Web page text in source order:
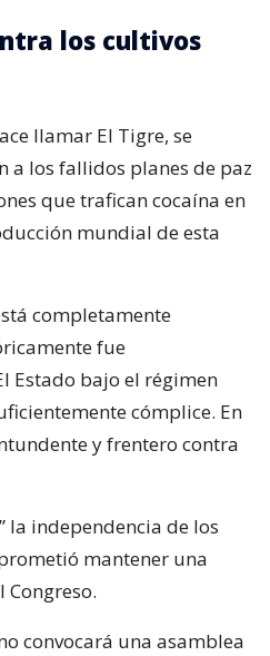
los cultivos
llamar El Tigre, se
a los fallidos planes de paz
que trafican cocaína en
mundial de esta
completamente
fue
Estado bajo el régimen
cómplice. En
y frentero contra
la independencia de los
mantener una
Congreso.
convocará una asamblea